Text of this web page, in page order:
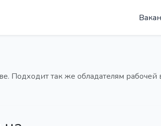
Подходит так же обладателям рабочей